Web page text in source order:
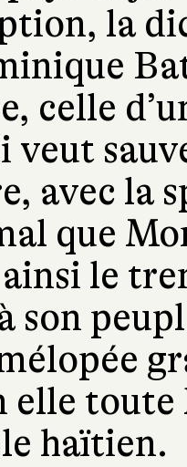
la
celle
veut
avec la
que
le
son
elle toute
haïtien.